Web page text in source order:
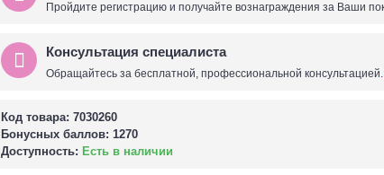
Пройдите регистрацию и получайте вознаграждения за Ваши
Консультация специалиста
Обращайтесь за бесплатной, профессиональной консультацией.
Код товара: 7030260
Бонусных баллов: 1270
Доступность: Есть в наличии